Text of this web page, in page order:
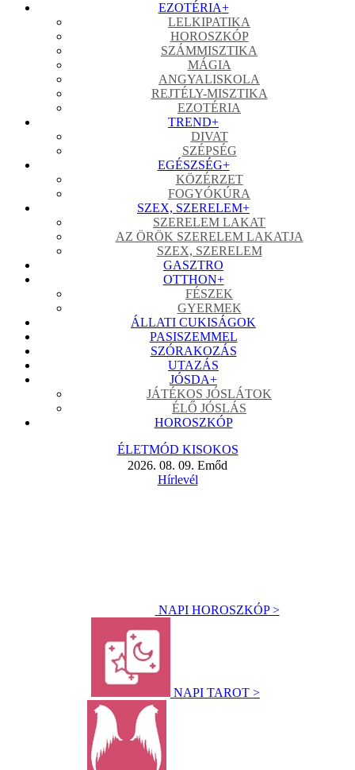
EZOTÉRIA+
LELKIPATIKA
HOROSZKÓP
SZÁMMISZTIKA
MÁGIA
ANGYALISKOLA
REJTÉLY-MISZTIKA
EZOTÉRIA
TREND+
DIVAT
SZÉPSÉG
EGÉSZSÉG+
KÖZÉRZET
FOGYÓKÚRA
SZEX, SZERELEM+
SZERELEM LAKAT
AZ ÖRÖK SZERELEM LAKATJA
SZEX, SZERELEM
GASZTRO
OTTHON+
FÉSZEK
GYERMEK
ÁLLATI CUKISÁGOK
PASISZEMMEL
SZÓRAKOZÁS
UTAZÁS
JÓSDA+
JÁTÉKOS JÓSLÁTOK
ÉLŐ JÓSLÁS
HOROSZKÓP
ÉLETMÓD KISOKOS
2026. 08. 09. Emőd
Hírlevél
NAPI HOROSZKÓP >
NAPI TAROT >